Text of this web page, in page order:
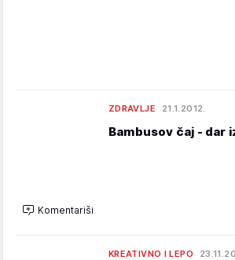
ZDRAVLJE 21.1.2012.
Bambusov čaj - dar
Komentariši
KREATIVNO I LEPO